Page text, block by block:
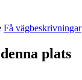
Få vägbeskrivningar
plats